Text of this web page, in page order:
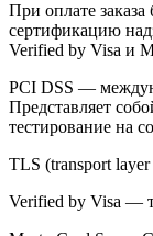
При оплате
сертификацию
Verified by Visa и
PCI DSS —
Представляет
тестирование на
TLS (transport
Verified by Visa —